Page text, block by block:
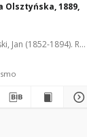
Olsztyńska, 1889,
Jan (1852-1894). Red.